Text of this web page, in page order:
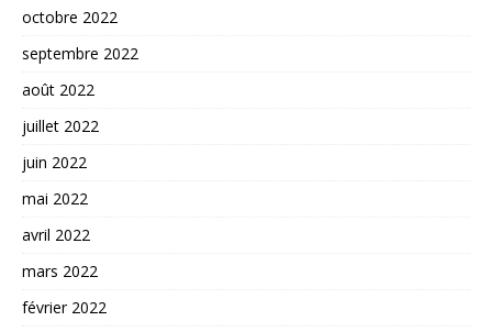
octobre 2022
septembre 2022
août 2022
juillet 2022
juin 2022
mai 2022
avril 2022
mars 2022
février 2022